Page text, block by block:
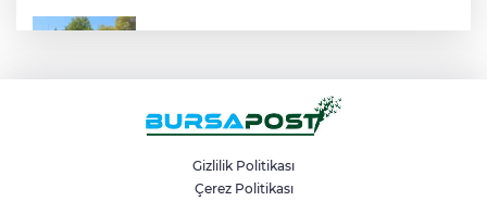
Mahalleyi savaş alanına çevirdi, alkollü
Gizlilik Politikası
Çerez Politikası